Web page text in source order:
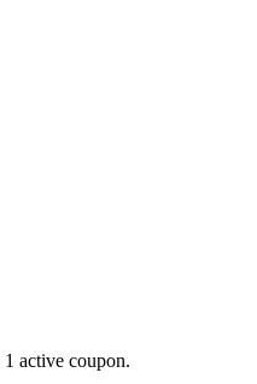
active coupon.